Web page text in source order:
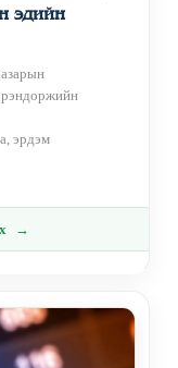
эдийн
эрдэм